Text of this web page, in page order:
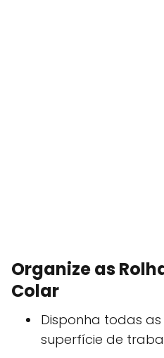
Organize as
Colar
Disponha todas
superfície de